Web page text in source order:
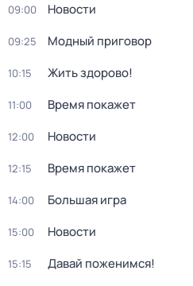
09:00 Новости
09:25 Модный приговор
10:15 Жить здорово!
11:00 Время покажет
12:00 Новости
12:15 Время покажет
14:00 Большая игра
15:00 Новости
15:15 Давай поженимся!